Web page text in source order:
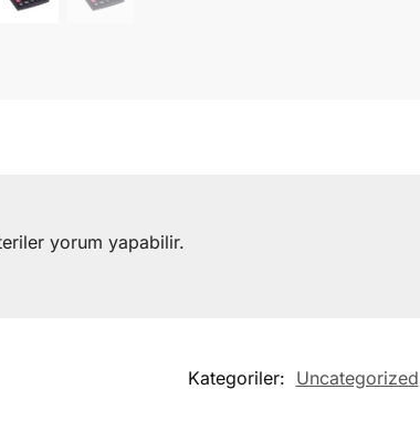
yorum yapabilir.
Kategoriler: Uncategorized